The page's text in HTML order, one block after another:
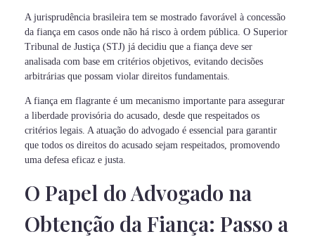
A jurisprudência brasileira tem se mostrado favorável à concessão
da fiança em casos onde não há risco à ordem pública. O Superior
Tribunal de Justiça (STJ) já decidiu que a fiança deve ser
analisada com base em critérios objetivos, evitando decisões
arbitrárias que possam violar direitos fundamentais.
A fiança em flagrante é um mecanismo importante para assegurar
a liberdade provisória do acusado, desde que respeitados os
critérios legais. A atuação do advogado é essencial para garantir
que todos os direitos do acusado sejam respeitados, promovendo
uma defesa eficaz e justa.
O Papel do Advogado na
Obtenção da Fiança: Passo a